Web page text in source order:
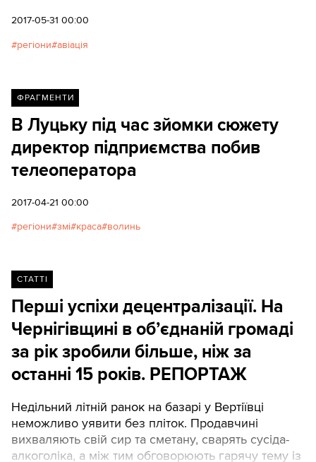
2017-05-31 00:00
регіони авіація
ФРАГМЕНТИ
В Луцьку під час зйомки сюжету
директор підприємства побив
телеоператора
2017-04-21 00:00
регіони змі краса волинь
СТАТТІ
Перші успіхи децентралізації. На
Чернігівщині в об’єднаній громаді
за рік зробили більше, ніж за
останні 15 років. РЕПОРТАЖ
Недільний літній ранок на базарі у Вертіївці
неможливо уявити без пліток. Продавчині
вихваляють свій сир та сметану, сварять сусіда-
алкоголіка, а між тим обговорюють гарячу тему із